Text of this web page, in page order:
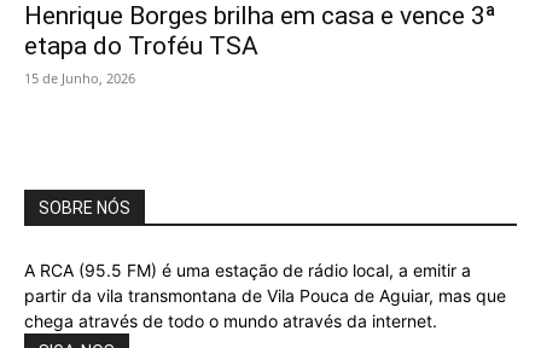
Henrique Borges brilha em casa e vence 3ª
etapa do Troféu TSA
15 de Junho, 2026
SOBRE NÓS
A RCA (95.5 FM) é uma estação de rádio local, a emitir a
partir da vila transmontana de Vila Pouca de Aguiar, mas que
chega através de todo o mundo através da internet.